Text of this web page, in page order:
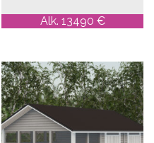
Alk. 13490 €